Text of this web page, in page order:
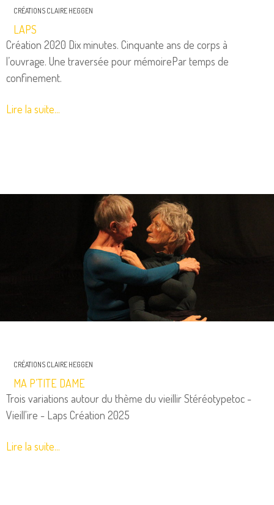
CRÉATIONS CLAIRE HEGGEN
LAPS
Création 2020 Dix minutes. Cinquante ans de corps à
l’ouvrage. Une traversée pour mémoirePar temps de
confinement.
Lire la suite...
CRÉATIONS CLAIRE HEGGEN
MA P’TITE DAME
Trois variations autour du thème du vieillir Stéréotypetoc -
Vieill'ire - Laps Création 2025
Lire la suite...